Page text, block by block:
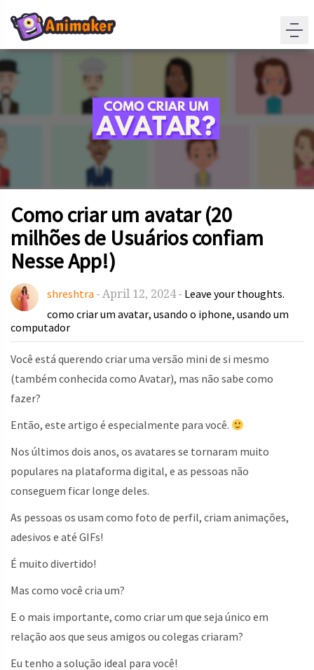
Como criar um avatar (20
milhões de Usuários confiam
Nesse App!)
shreshtra - April 12, 2024- Leave your thoughts.
como criar um avatar, usando o iphone, usando um
computador
Você está querendo criar uma versão mini de si mesmo
(também conhecida como Avatar), mas não sabe como
fazer?
Então, este artigo é especialmente para você.
Nos últimos dois anos, os avatares se tornaram muito
populares na plataforma digital, e as pessoas não
conseguem ficar longe deles.
As pessoas os usam como foto de perfil, criam animações,
adesivos e até GIFs!
É muito divertido!
Mas como você cria um?
E o mais importante, como criar um que seja único em
relação aos que seus amigos ou colegas criaram?
Eu tenho a solução ideal para você!